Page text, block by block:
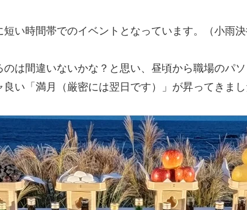
い時間帯でのイベントとなっています。（小雨
は間違いないかな？と思い、昼頃から職場のパ
い「満月（厳密には翌日です）」が昇ってきま